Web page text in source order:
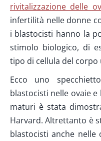
rivitalizzazione delle
infertilità nelle donne
i blastocisti hanno la
stimolo biologico, di
tipo di cellula del
Ecco uno
blastocisti nelle ovaie
maturi è stata
Harvard. Altrettanto è
blastocisti anche nelle